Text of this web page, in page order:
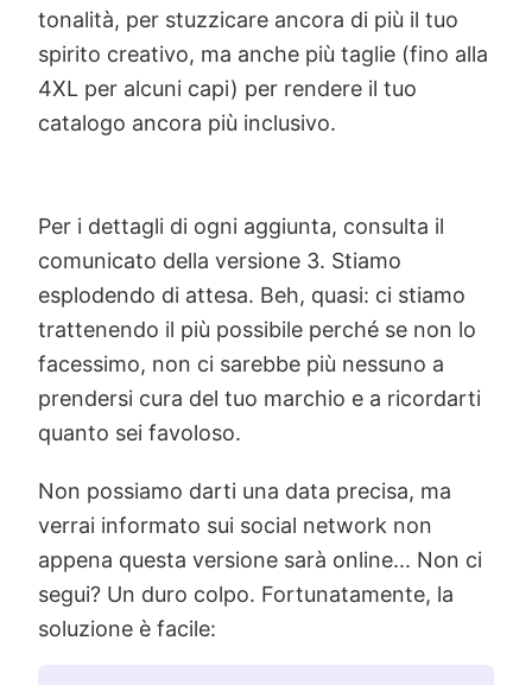
tonalità, per stuzzicare ancora di più il tuo
spirito creativo, ma anche più taglie (fino alla
4XL per alcuni capi) per rendere il tuo
catalogo ancora più inclusivo.
Per i dettagli di ogni aggiunta, consulta il
comunicato della versione 3. Stiamo
esplodendo di attesa. Beh, quasi: ci stiamo
trattenendo il più possibile perché se non lo
facessimo, non ci sarebbe più nessuno a
prendersi cura del tuo marchio e a ricordarti
quanto sei favoloso.
Non possiamo darti una data precisa, ma
verrai informato sui social network non
appena questa versione sarà online... Non ci
segui? Un duro colpo. Fortunatamente, la
soluzione è facile: